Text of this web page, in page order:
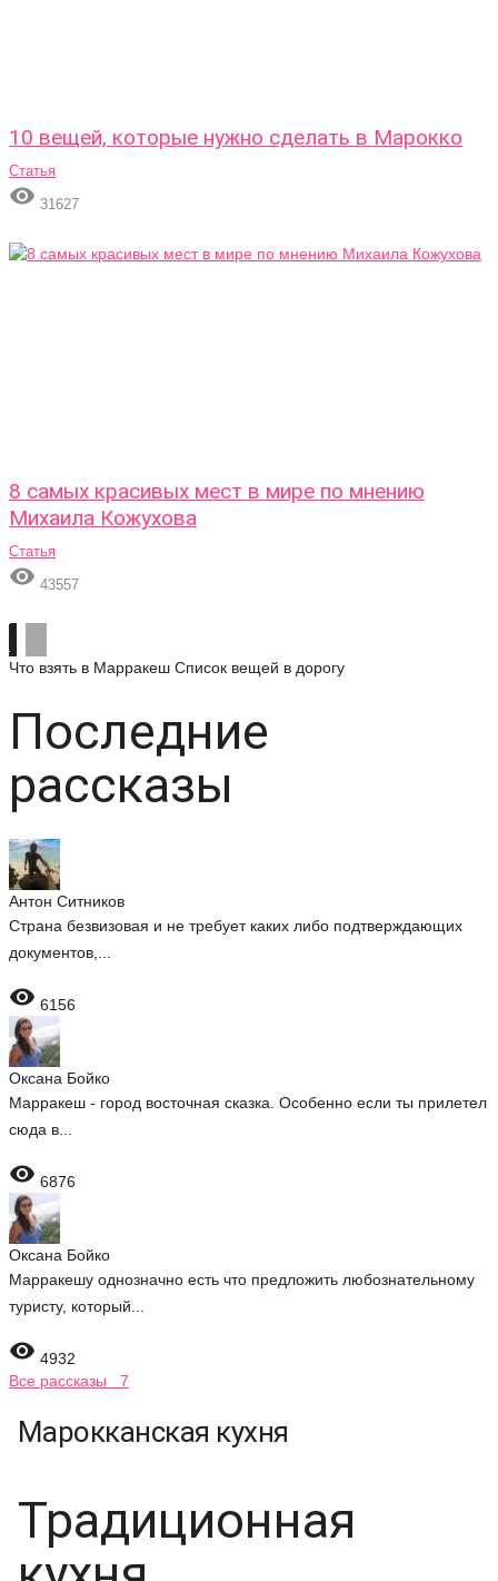
10 вещей, которые нужно сделать в Марокко
Статья
 31627
8 самых красивых мест в мире по мнению
Михаила Кожухова
Статья
 43557
Что взять в Марракеш Список вещей в дорогу
Последние
рассказы
Антон Ситников
Страна безвизовая и не требует каких либо подтверждающих
документов,...
 6156
Оксана Бойко
Марракеш - город восточная сказка. Особенно если ты прилетел
сюда в...
 6876
Оксана Бойко
Марракешу однозначно есть что предложить любознательному
туристу, который...
 4932
Все рассказы 7
Марокканская кухня
Традиционная